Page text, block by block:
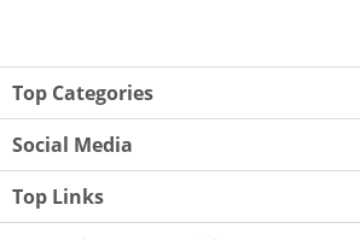
Top Categories
Social Media
Top Links